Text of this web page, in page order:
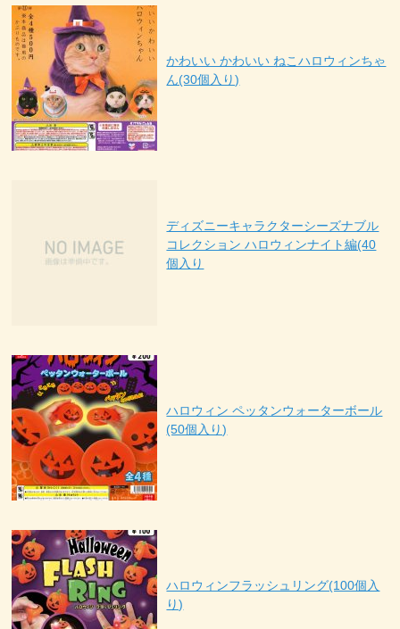
かわいい かわいい ねこハロウィンちゃ
ん(30個入り)
ディズニーキャラクターシーズナブル
コレクション ハロウィンナイト編(40
個入り
ハロウィン ペッタンウォーターボール
(50個入り)
ハロウィンフラッシュリング(100個入
り)